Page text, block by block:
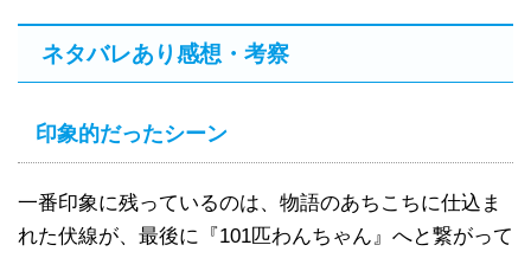
ネタバレあり感想・考察
印象的だったシーン
一番印象に残っているのは、物語のあちこちに仕込ま
れた伏線が、最後に『101匹わんちゃん』へと繋がって